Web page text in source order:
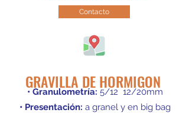
Contacto
GRAVILLA DE HORMIGON
• Granulometría: 5/12 12/20mm
• Presentación: a granel y en big bag